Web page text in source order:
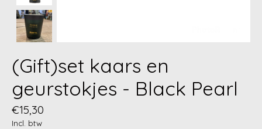
(Gift)set kaars en
geurstokjes - Black Pearl
€15,30
Incl. btw